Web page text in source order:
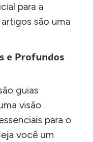
para a
são uma
e Profundos
guias
visão
para o
você um